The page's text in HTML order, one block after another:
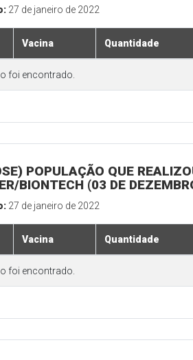
27 de janeiro de 2022
Vacina Quantidade
foi encontrado.
POPULAÇÃO QUE
BIONTECH (03 DE
27 de janeiro de 2022
Vacina Quantidade
foi encontrado.